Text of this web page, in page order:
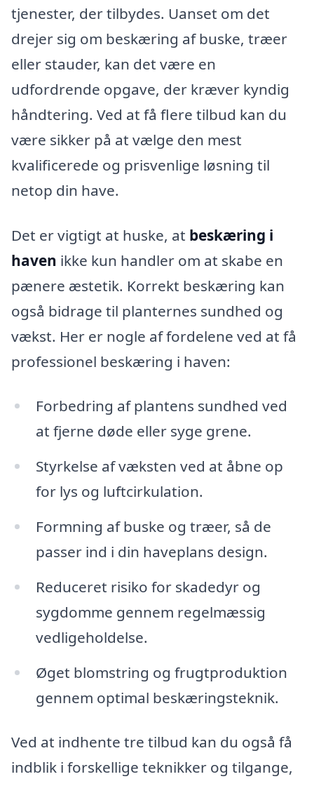
tjenester, der tilbydes. Uanset om det
drejer sig om beskæring af buske, træer
eller stauder, kan det være en
udfordrende opgave, der kræver kyndig
håndtering. Ved at få flere tilbud kan du
være sikker på at vælge den mest
kvalificerede og prisvenlige løsning til
netop din have.
Det er vigtigt at huske, at beskæring i
haven ikke kun handler om at skabe en
pænere æstetik. Korrekt beskæring kan
også bidrage til planternes sundhed og
vækst. Her er nogle af fordelene ved at få
professionel beskæring i haven:
Forbedring af plantens sundhed ved
at fjerne døde eller syge grene.
Styrkelse af væksten ved at åbne op
for lys og luftcirkulation.
Formning af buske og træer, så de
passer ind i din haveplans design.
Reduceret risiko for skadedyr og
sygdomme gennem regelmæssig
vedligeholdelse.
Øget blomstring og frugtproduktion
gennem optimal beskæringsteknik.
Ved at indhente tre tilbud kan du også få
indblik i forskellige teknikker og tilgange,